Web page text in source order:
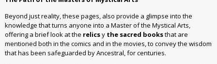
Beyond just reality, these pages, also provide a glimpse into the
knowledge that turns anyone into a Master of the Mystical Arts,
offering a brief look at the relicsy the sacred booksthat are
mentioned both in the comics and in the movies, to convey the wisdom
that has been safeguarded by Ancestral, for centuries.